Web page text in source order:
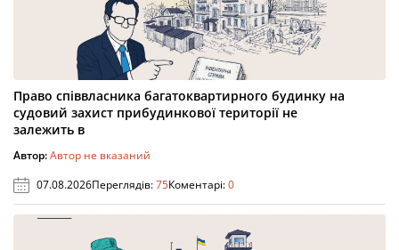
Право співвласника багатоквартирного будинку на
судовий захист прибудинкової території не
залежить в
Автор:Автор не вказаний
07.08.2026Переглядів:75Коментарі:0